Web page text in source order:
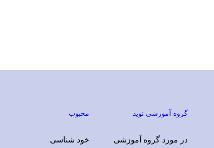
گروه آموزشی نوید
در مورد گروه آموزشی
محبوب
خود شناسی